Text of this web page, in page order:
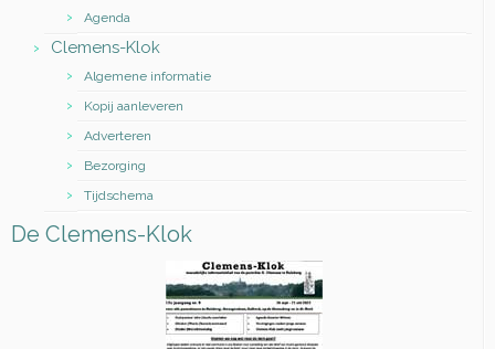
Agenda
Clemens-Klok
Algemene informatie
Kopij aanleveren
Adverteren
Bezorging
Tijdschema
De Clemens-Klok